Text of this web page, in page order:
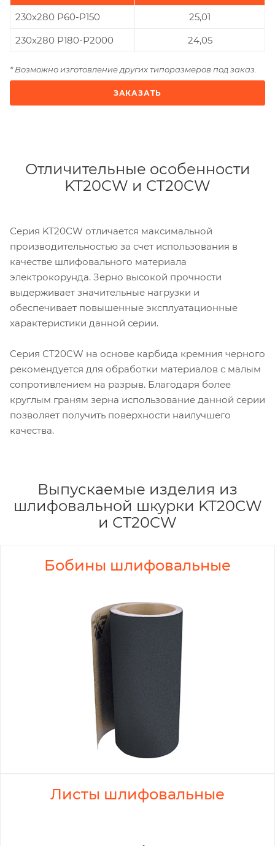
230x280 Р60-Р150
25,01
230x280 Р180-Р2000
24,05
* Возможно изготовление других типоразмеров под заказ.
ЗАКАЗАТЬ
Отличительные особенности
KT20CW и СT20CW
Серия KT20CW отличается максимальной
производительностью за счет использования в
качестве шлифовального материала
электрокорунда. Зерно высокой прочности
выдерживает значительные нагрузки и
обеспечивает повышенные эксплуатационные
характеристики данной серии.
Серия СT20CW на основе карбида кремния черного
рекомендуется для обработки материалов с малым
сопротивлением на разрыв. Благодаря более
круглым граням зерна использование данной серии
позволяет получить поверхности наилучшего
качества.
Выпускаемые изделия из
шлифовальной шкурки KT20CW
и СT20CW
Бобины шлифовальные
Листы шлифовальные